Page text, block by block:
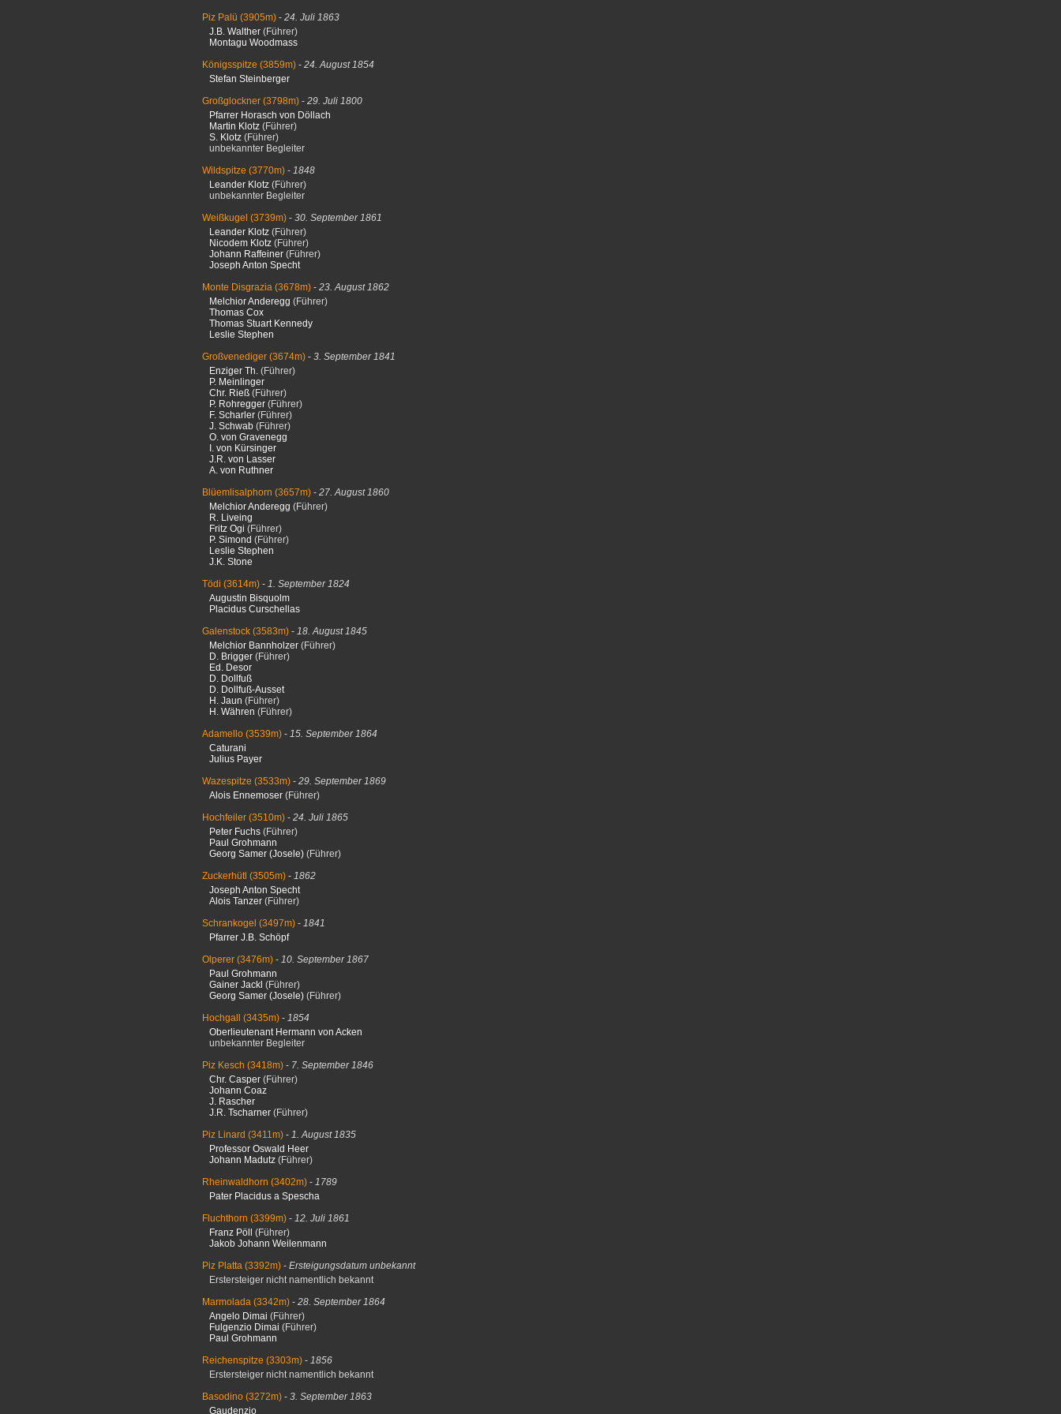
Piz Palü (3905m) - 24. Juli 1863
J.B. Walther (Führer)
Montagu Woodmass
Königsspitze (3859m) - 24. August 1854
Stefan Steinberger
Großglockner (3798m) - 29. Juli 1800
Pfarrer Horasch von Döllach
Martin Klotz (Führer)
S. Klotz (Führer)
unbekannter Begleiter
Wildspitze (3770m) - 1848
Leander Klotz (Führer)
unbekannter Begleiter
Weißkugel (3739m) - 30. September 1861
Leander Klotz (Führer)
Nicodem Klotz (Führer)
Johann Raffeiner (Führer)
Joseph Anton Specht
Monte Disgrazia (3678m) - 23. August 1862
Melchior Anderegg (Führer)
Thomas Cox
Thomas Stuart Kennedy
Leslie Stephen
Großvenediger (3674m) - 3. September 1841
Enziger Th. (Führer)
P. Meinlinger
Chr. Rieß (Führer)
P. Rohregger (Führer)
F. Scharler (Führer)
J. Schwab (Führer)
O. von Gravenegg
I. von Kürsinger
J.R. von Lasser
A. von Ruthner
Blüemlisalphorn (3657m) - 27. August 1860
Melchior Anderegg (Führer)
R. Liveing
Fritz Ogi (Führer)
P. Simond (Führer)
Leslie Stephen
J.K. Stone
Tödi (3614m) - 1. September 1824
Augustin Bisquolm
Placidus Curschellas
Galenstock (3583m) - 18. August 1845
Melchior Bannholzer (Führer)
D. Brigger (Führer)
Ed. Desor
D. Dollfuß
D. Dollfuß-Ausset
H. Jaun (Führer)
H. Währen (Führer)
Adamello (3539m) - 15. September 1864
Caturani
Julius Payer
Wazespitze (3533m) - 29. September 1869
Alois Ennemoser (Führer)
Hochfeiler (3510m) - 24. Juli 1865
Peter Fuchs (Führer)
Paul Grohmann
Georg Samer (Josele) (Führer)
Zuckerhütl (3505m) - 1862
Joseph Anton Specht
Alois Tanzer (Führer)
Schrankogel (3497m) - 1841
Pfarrer J.B. Schöpf
Olperer (3476m) - 10. September 1867
Paul Grohmann
Gainer Jackl (Führer)
Georg Samer (Josele) (Führer)
Hochgall
(3435m) - 1854
Oberlieutenant Hermann von Acken
unbekannter Begleiter
Piz Kesch (3418m) - 7. September 1846
Chr. Casper (Führer)
Johann Coaz
J. Rascher
J.R. Tscharner (Führer)
Piz Linard (3411m) - 1. August 1835
Professor Oswald Heer
Johann Madutz (Führer)
Rheinwaldhorn (3402m) - 1789
Pater Placidus a Spescha
Fluchthorn (3399m) - 12. Juli 1861
Franz Pöll
(Führer)
Jakob Johann Weilenmann
Piz Platta (3392m) - Ersteigungsdatum unbekannt
Erstersteiger nicht namentlich bekannt
Marmolada (3342m) - 28. September 1864
Angelo Dimai (Führer)
Fulgenzio Dimai (Führer)
Paul Grohmann
Reichenspitze (3303m) - 1856
Erstersteiger nicht namentlich bekannt
Basodino (3272m) - 3. September 1863
Gaudenzio